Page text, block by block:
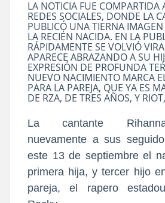
LA NOTICIA FUE COMPARTIDA
REDES SOCIALES, DONDE LA
PUBLICÓ UNA TIERNA
LA RECIÉN NACIDA. EN LA
RÁPIDAMENTE SE VOLVIÓ
APARECE ABRAZANDO A SU
EXPRESIÓN DE PROFUNDA
NUEVO NACIMIENTO MARCA
PARA LA PAREJA, QUE YA ES
DE RZA, DE TRES AÑOS, Y
La cantante
nuevamente a sus
este 13 de septiembre el
primera hija, y tercer hijo
pareja, el rapero